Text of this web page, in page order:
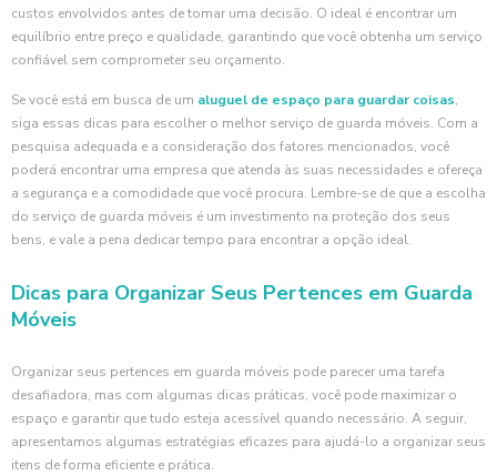
custos envolvidos antes de tomar uma decisão. O ideal é encontrar um
equilíbrio entre preço e qualidade, garantindo que você obtenha um serviço
confiável sem comprometer seu orçamento.
Se você está em busca de um aluguel de espaço para guardar coisas,
siga essas dicas para escolher o melhor serviço de guarda móveis. Com a
pesquisa adequada e a consideração dos fatores mencionados, você
poderá encontrar uma empresa que atenda às suas necessidades e ofereça
a segurança e a comodidade que você procura. Lembre-se de que a escolha
do serviço de guarda móveis é um investimento na proteção dos seus
bens, e vale a pena dedicar tempo para encontrar a opção ideal.
Dicas para Organizar Seus Pertences em Guarda
Móveis
Organizar seus pertences em guarda móveis pode parecer uma tarefa
desafiadora, mas com algumas dicas práticas, você pode maximizar o
espaço e garantir que tudo esteja acessível quando necessário. A seguir,
apresentamos algumas estratégias eficazes para ajudá-lo a organizar seus
itens de forma eficiente e prática.